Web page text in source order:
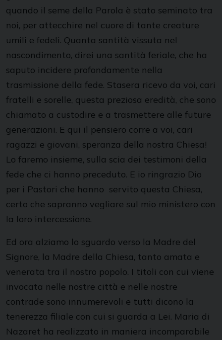
quando il seme della Parola è stato seminato tra
noi, per attecchire nel cuore di tante creature
umili e fedeli. Quanta santità vissuta nel
nascondimento, direi una santità feriale, che ha
saputo incidere profondamente nella
trasmissione della fede. Stasera ricevo da voi, cari
fratelli e sorelle, questa preziosa eredità, che sono
chiamato a custodire e a trasmettere alle future
generazioni. E qui il pensiero corre a voi, cari
ragazzi e giovani, speranza della nostra Chiesa!
Lo faremo insieme, sulla scia dei testimoni della
fede che ci hanno preceduto. E io ringrazio Dio
per i Pastori che hanno servito questa Chiesa,
certo che sapranno vegliare sul mio ministero con
la loro intercessione.
Ed ora alziamo lo sguardo verso la Madre del
Signore, la Madre della Chiesa, tanto amata e
venerata tra il nostro popolo. I titoli con cui viene
invocata nelle nostre città e nelle nostre
contrade sono innumerevoli e tutti dicono la
tenerezza filiale con cui si guarda a Lei. Maria di
Nazaret ha realizzato in maniera incomparabile